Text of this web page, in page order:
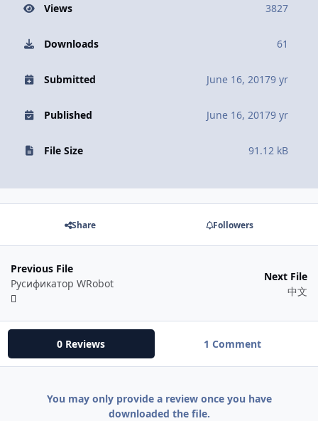
Views 3827
Downloads 61
Submitted June 16, 20179 yr
Published June 16, 20179 yr
File Size 91.12 kB
Share Followers
Previous File
Русификатор WRobot
Next File
中文
0 Reviews 1 Comment
You may only provide a review once you have
downloaded the file.